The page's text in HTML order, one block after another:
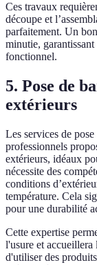
Ces travaux
découpe et
parfaitement. Un
minutie,
fonctionnel.
5. Pose de
extérieurs
Les services de
professionnels
extérieurs, idéaux
nécessite des
conditions
température. Cela
pour une durabilité
Cette expertise
l'usure et accueillera
d'utiliser des